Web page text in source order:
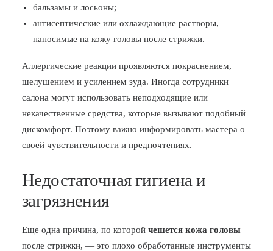
бальзамы и лосьоны;
антисептические или охлаждающие растворы,
наносимые на кожу головы после стрижки.
Аллергические реакции проявляются покраснением,
шелушением и усилением зуда. Иногда сотрудники
салона могут использовать неподходящие или
некачественные средства, которые вызывают подобный
дискомфорт. Поэтому важно информировать мастера о
своей чувствительности и предпочтениях.
Недостаточная гигиена и
загрязнения
Еще одна причина, по которой чешется кожа головы
после стрижки, — это плохо обработанные инструменты